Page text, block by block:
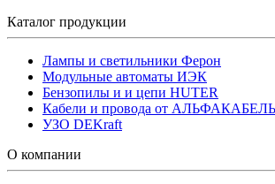
Каталог продукции
Лампы и светильники Ферон
Модульные автоматы ИЭК
Бензопилы и и цепи HUTER
Кабели и провода от АЛЬФАКАБЕЛЬ
УЗО DEKraft
О компании